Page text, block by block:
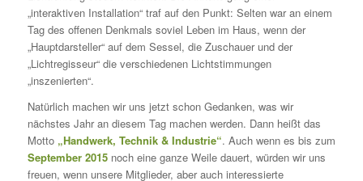
„interaktiven Installation“ traf auf den Punkt: Selten war an einem
Tag des offenen Denkmals soviel Leben im Haus, wenn der
„Hauptdarsteller“ auf dem Sessel, die Zuschauer und der
„Lichtregisseur“ die verschiedenen Lichtstimmungen
„inszenierten“.
Natürlich machen wir uns jetzt schon Gedanken, was wir
nächstes Jahr an diesem Tag machen werden. Dann heißt das
Motto „Handwerk, Technik & Industrie“. Auch wenn es bis zum
September 2015noch eine ganze Weile dauert, würden wir uns
freuen, wenn unsere Mitglieder, aber auch interessierte